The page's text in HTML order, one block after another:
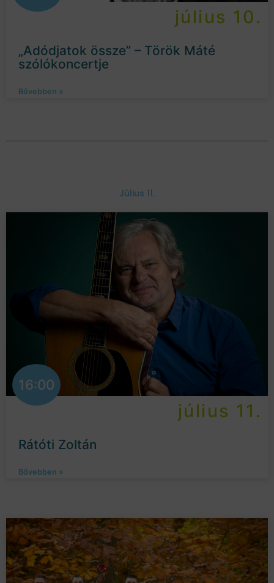
július 10.
„Adódjatok össze” – Török Máté
szólókoncertje
Bővebben »
Július 11.
16:00
július 11.
Rátóti Zoltán
Bővebben »